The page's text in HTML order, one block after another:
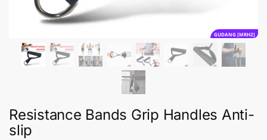
GUDANG [MRH2]
Resistance Bands Grip Handles Anti-
slip